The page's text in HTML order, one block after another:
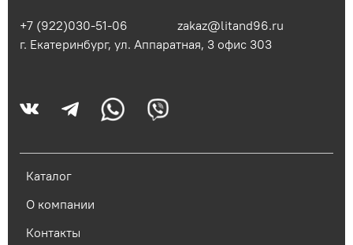
Каталог
О компании
Контакты
+7 (922)030-51-06
zakaz@litand96.ru
г. Екатеринбург, ул. Аппаратная, 3​ офис 303